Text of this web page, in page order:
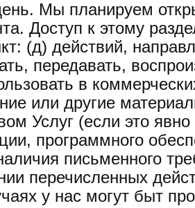
Мы планируем
Доступ к этому
(д) действий,
передавать,
в
или другие
Услуг (если это
программного
письменного
перечисленных
у нас могут быт